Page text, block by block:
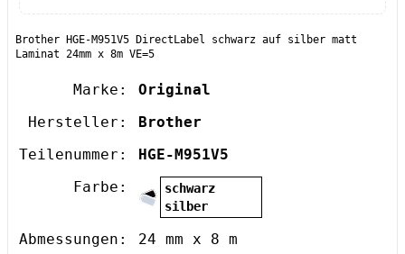
Brother HGE-M951V5 DirectLabel schwarz auf silber matt
Laminat 24mm x 8m VE=5
Marke:
Original
Hersteller:
Brother
Teilenummer:
HGE-M951V5
Farbe:
schwarz
silber
Abmessungen:
24 mm x 8 m